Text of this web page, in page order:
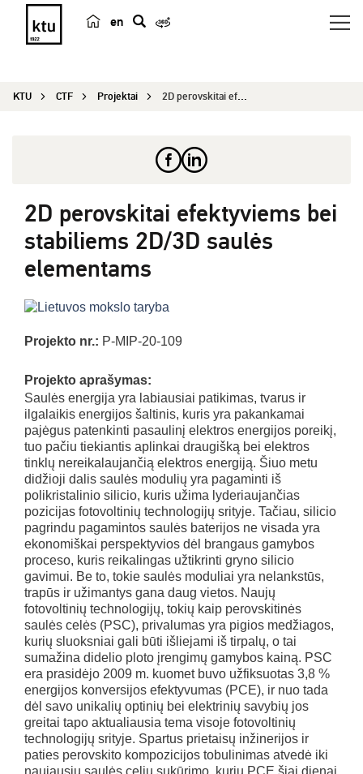
en
e
KTU CTF Projektai 2D perovskitai efektyviems bei stabiliems 2D/3D ...
2D perovskitai efektyviems bei
stabiliems 2D/3D saulės
elementams
Projekto nr.: P-MIP-20-109
Projekto aprašymas:
Saulės energija yra labiausiai patikimas, tvarus ir
ilgalaikis energijos šaltinis, kuris yra pakankamai
pajėgus patenkinti pasaulinį elektros energijos poreikį,
tuo pačiu tiekiantis aplinkai draugišką bei elektros
tinklų nereikalaujančią elektros energiją. Šiuo metu
didžioji dalis saulės modulių yra pagaminti iš
polikristalinio silicio, kuris užima lyderiaujančias
pozicijas fotovoltinių technologijų srityje. Tačiau, silicio
pagrindu pagamintos saulės baterijos ne visada yra
ekonomiškai perspektyvios dėl brangaus gamybos
proceso, kuris reikalingas užtikrinti gryno silicio
gavimui. Be to, tokie saulės moduliai yra nelankstūs,
trapūs ir užimantys gana daug vietos. Naujų
fotovoltinių technologijų, tokių kaip perovskitinės
saulės celės (PSC), privalumas yra pigios medžiagos,
kurių sluoksniai gali būti išliejami iš tirpalų, o tai
sumažina didelio ploto įrengimų gamybos kainą. PSC
era prasidėjo 2009 m. kuomet buvo užfiksuotas 3,8 %
energijos konversijos efektyvumas (PCE), ir nuo tada
dėl savo unikalių optinių bei elektrinių savybių jos
greitai tapo aktualiausia tema visoje fotovoltinių
technologijų srityje. Spartus prietaisų inžinerijos ir
paties perovskito kompozicijos tobulinimas atvedė iki
naujausių saulės celių sukūrimo, kurių PCE šiai dienai